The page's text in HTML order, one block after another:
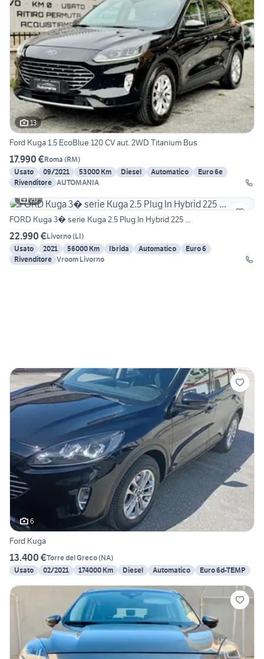
13
Ford Kuga 1.5 EcoBlue 120 CV aut. 2WD Titanium Bus
17.990 €Roma (RM)
Usato
09/2021 53000 Km Diesel Automatico
Euro 6e
Rivenditore AUTOMANIA
20
FORD Kuga 3� serie Kuga 2.5 Plug In Hybrid 225 ...
22.990 €Livorno(LI)
Usato
2021 56000 Km Ibrida Automatico
Euro 6
Rivenditore Vroom Livorno
6
Ford Kuga
13.400 €Torre del Greco(NA)
Usato
02/2021 174000 Km Diesel Automatico Euro 6d-TEMP